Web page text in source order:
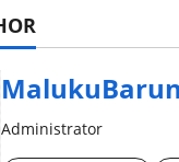
Administrator